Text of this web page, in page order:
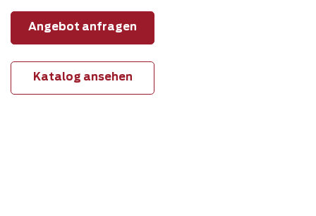
Angebot anfragen
Katalog ansehen